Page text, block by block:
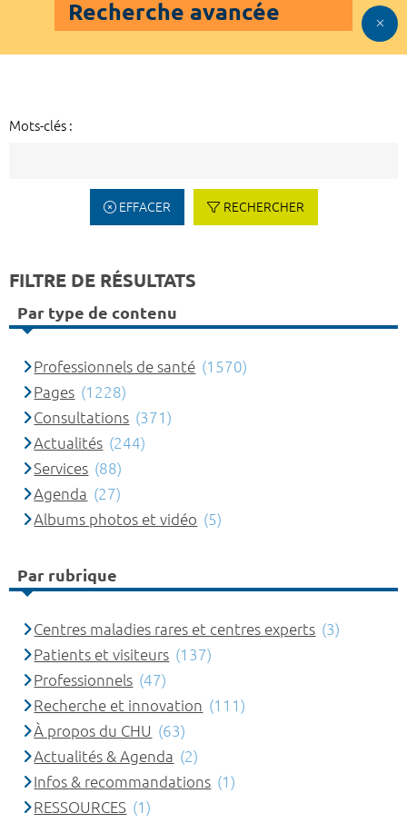
Recherche avancée
Mots-clés :
EFFACER RECHERCHER
FILTRE DE RÉSULTATS
Par type de contenu
Professionnels de santé (1570)
Pages (1228)
Consultations (371)
Actualités (244)
Services (88)
Agenda (27)
Albums photos et vidéo (5)
Par rubrique
Centres maladies rares et centres experts (3)
Patients et visiteurs (137)
Professionnels (47)
Recherche et innovation (111)
À propos du CHU (63)
Actualités & Agenda (2)
Infos & recommandations (1)
RESSOURCES (1)